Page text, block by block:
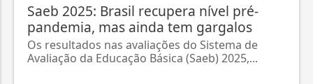
Saeb 2025: Brasil recupera nível pré-
pandemia, mas ainda tem gargalos
Os resultados nas avaliações do Sistema de
Avaliação da Educação Básica (Saeb) 2025,...